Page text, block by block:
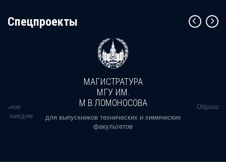
Cпецпроекты
в каждом
МАГИСТРАТУРА
МГУ ИМ.
М.В.ЛОМОНОСОВА
для выпускников технических и химических
факультетов